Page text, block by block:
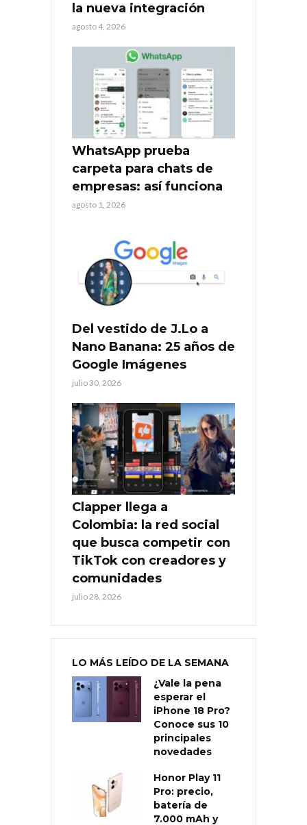
la nueva integración
agosto 4, 2026
WhatsApp prueba
carpeta para chats de
empresas: así funciona
agosto 1, 2026
Del vestido de J.Lo a
Nano Banana: 25 años de
Google Imágenes
julio 30, 2026
Clapper llega a
Colombia: la red social
que busca competir con
TikTok con creadores y
comunidades
julio 28, 2026
LO MÁS LEÍDO DE LA SEMANA
¿Vale la pena
esperar el
iPhone 18 Pro?
Conoce sus 10
principales
novedades
Honor Play 11
Pro: precio,
batería de
7.000 mAh y